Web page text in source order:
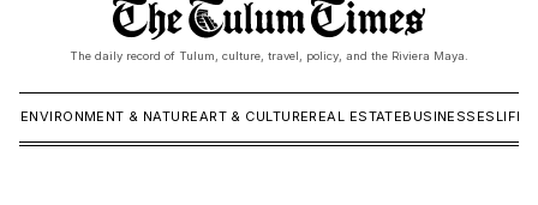
The daily record of Tulum, culture, travel, policy, and the Riviera Maya.
ENVIRONMENT & NATUREART & CULTUREREAL ESTATEBUSINESSES